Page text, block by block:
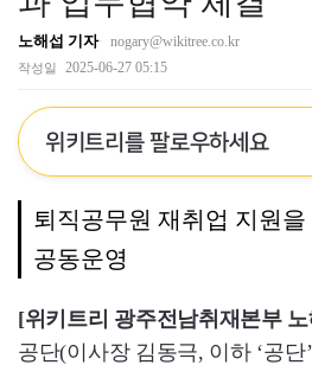
노해섭 기자 nogary@wikitree.co.kr
작성일 2025-06-27 05:15
위키트리를 팔로우하세요
퇴직공무원 재취업 지원
공동운영
[위키트리 광주전남취재본부
공단(이사장 김동극, 이하 ‘공단